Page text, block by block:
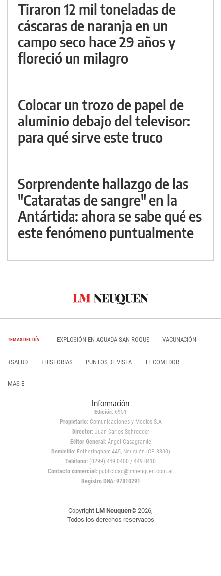
Tiraron 12 mil toneladas de
cáscaras de naranja en un
campo seco hace 29 años y
floreció un milagro
Colocar un trozo de papel de
aluminio debajo del televisor:
para qué sirve este truco
Sorprendente hallazgo de las
"Cataratas de sangre" en la
Antártida: ahora se sabe qué es
este fenómeno puntualmente
TEMAS DEL DÍA EXPLOSIÓN EN AGUADA SAN ROQUE VACUNACIÓN
+SALUD +HISTORIAS PUNTOS DE VISTA EL COMEDOR
MAS E
Información
Edición: 6951
Propietario:Comunicaciones y Medios S.A
Director: Juan Carlos Schroeder
Editor General:Ángel Casagrande
Domicilio:Fotheringham 445, Neuquén (CP 8300)
Teléfono: (0299) 449 0400 / 449 0410
Contacto comercial: publicidad@lmneuquen.com.ar
Registro DNA: 97810291
Copyright LM Neuquen© 2026,
Todos los derechos reservados